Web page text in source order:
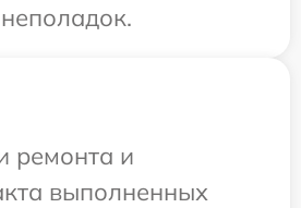
ремонта и
выполненных